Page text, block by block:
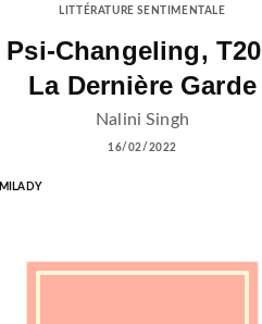
LITTÉRATURE SENTIMENTALE
Psi-Changeling,
La Dernière Garde
Nalini Singh
16/02/2022
MILADY